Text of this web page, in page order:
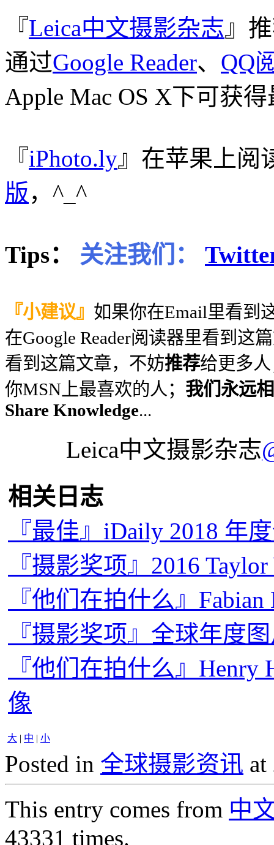
『Leica中文摄影杂志』
通过Google Reader、 QQ
Apple Mac OS X下可获
『iPhoto.ly』在苹果上阅
版，^_^
Tips： 关注我们：
『小建议』 如果你在Email里看到
在Google Reader阅读器里看到这
看到这篇文章，不妨推荐给更多
你MSN上最喜欢的人； 我们永远
Share Knowledge...
Leica中文摄影杂志
相关日志
『最佳』iDaily 2018 年
『摄影奖项』2016
『他们在拍什么』
『摄影奖项』全球年度
『他们在拍什么』Henry
像
大 | 中 | 小
Posted in 全球摄影资讯 at
This entry comes from 中
43331 times.